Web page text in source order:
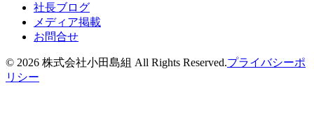
社長ブログ
メディア掲載
お問合せ
© 2026 株式会社小田島組 All Rights Reserved.プライバシーポ
リシー